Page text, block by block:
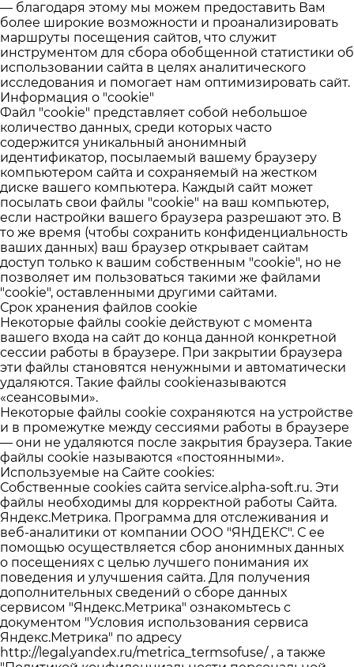
— благодаря этому мы можем предоставить Вам
более широкие возможности и проанализировать
маршруты посещения сайтов, что служит
инструментом для сбора обобщенной статистики об
использовании сайта в целях аналитического
исследования и помогает нам оптимизировать сайт.
Информация о "cookie"
Файл "cookie" представляет собой небольшое
количество данных, среди которых часто
содержится уникальный анонимный
идентификатор, посылаемый вашему браузеру
компьютером сайта и сохраняемый на жестком
диске вашего компьютера. Каждый сайт может
посылать свои файлы "cookie" на ваш компьютер,
если настройки вашего браузера разрешают это. В
то же время (чтобы сохранить конфиденциальность
ваших данных) ваш браузер открывает сайтам
доступ только к вашим собственным "cookie", но не
позволяет им пользоваться такими же файлами
"cookie", оставленными другими сайтами.
Срок хранения файлов cookie
Некоторые файлы cookie действуют с момента
вашего входа на сайт до конца данной конкретной
сессии работы в браузере. При закрытии браузера
эти файлы становятся ненужными и автоматически
удаляются. Такие файлы cookieназываются
«сеансовыми».
Некоторые файлы cookie сохраняются на устройстве
и в промежутке между сессиями работы в браузере
— они не удаляются после закрытия браузера. Такие
файлы cookie называются «постоянными».
Используемые на Сайте cookies:
Собственные cookies сайта service.alpha-soft.ru. Эти
файлы необходимы для корректной работы Сайта.
Яндекс.Метрика. Программа для отслеживания и
веб-аналитики от компании ООО "ЯНДЕКС". С ее
помощью осуществляется сбор анонимных данных
о посещениях с целью лучшего понимания их
поведения и улучшения сайта. Для получения
дополнительных сведений о сборе данных
сервисом "Яндекс.Метрика" ознакомьтесь с
документом "Условия использования сервиса
Яндекс.Метрика" по адресу
http://legal.yandex.ru/metrica_termsofuse/, а также